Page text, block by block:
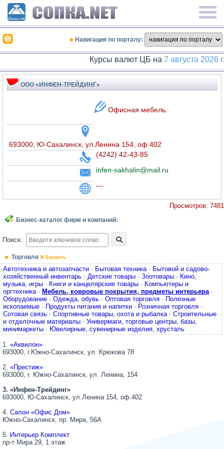
Навигация по порталу:
Курсы валют ЦБ на 7 августа 2026 г.
ООО «ИНФЕН-ТРЕЙДИНГ»
Офисная мебель.
693000, Ю-Сахалинск, ул.Ленина 154, оф.402
(4242) 42-43-85
infen-sakhalin@mail.ru
---
Просмотров: 7481
Бизнес-каталог фирм и компаний:
Поиск:
Торговля
Автотехника и автозапчасти · Бытовая техника· Бытовой и садово-
хозяйственный инвентарь · Детские товары · Зоотовары · Кино,
музыка, игры · Книги и канцелярские товары · Компьютеры и
оргтехника· Мебель, ковровые покрытия, предметы интерьера·
Оборудование · Одежда, обувь · Оптовая торговля · Полезные
ископаемые · Продукты питания и напитки · Розничная торговля ·
Сотовая связь · Спортивные товары, охота и рыбалка· Строительные
и отделочные материалы · Универмаги, торговые центры, базы,
минимаркеты · Ювелирные, сувенирные изделия, хрусталь
1. «Аквилон»
693000, г.Южно-Сахалинск, ул. Крюкова 78
2. «Престиж»
693000, г. Южно-Сахалинск, ул. Ленина, 154
3. «Инфен-Трейдинг»
693000, Ю-Сахалинск, ул.Ленина 154, оф.402
4. Салон «Офис Дом»
Южно-Сахалинск, пр. Мира, 56А
5. Интерьер Комплект
пр-т Мира 29, 1 этаж